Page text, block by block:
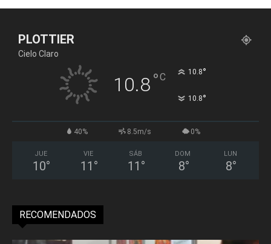
PLOTTIER
Cielo Claro
10.8°C 10.8°
10.8°
40% 8.5m/s 0%
JUE
10°
VIE
11 °
SÁB
11 °
DOM
8°
LUN
8°
RECOMENDADOS